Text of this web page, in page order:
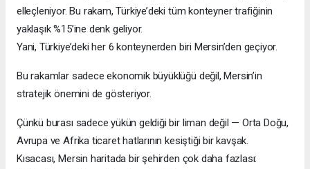
elleçleniyor. Bu rakam, Türkiye’deki tüm konteyner trafiğinin
yaklaşık %15’ine denk geliyor.
Yani, Türkiye’deki her 6 konteynerden biri Mersin’den geçiyor.
Bu rakamlar sadece ekonomik büyüklüğü değil, Mersin’in
stratejik önemini de gösteriyor.
Çünkü burası sadece yükün geldiği bir liman değil — Orta Doğu,
Avrupa ve Afrika ticaret hatlarının kesiştiği bir kavşak.
Kısacası, Mersin haritada bir şehirden çok daha fazlası: